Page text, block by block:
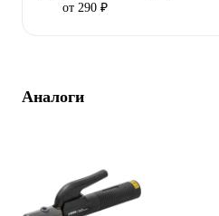
от 290 ₽
Аналоги